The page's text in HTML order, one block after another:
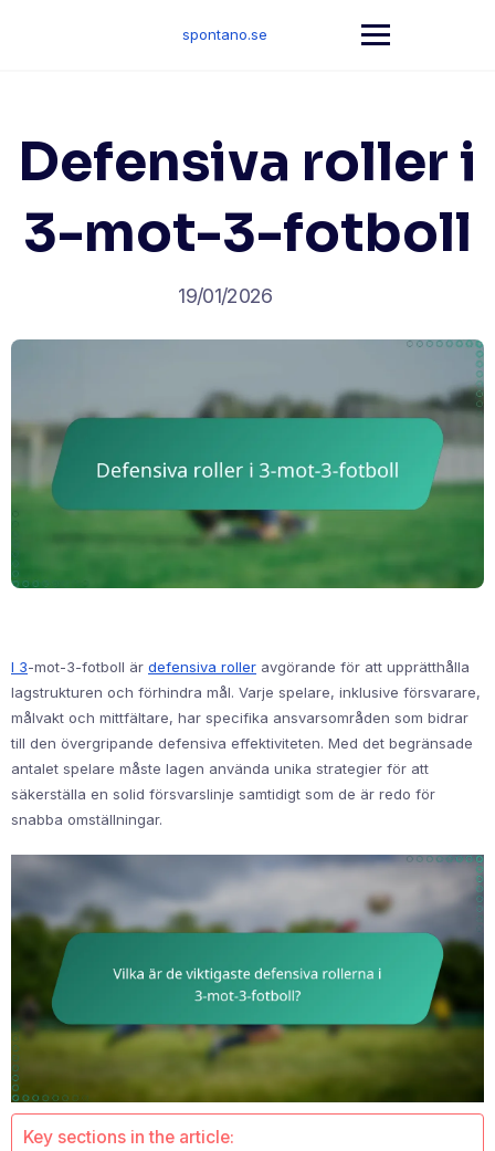
spontano.se
Defensiva roller i
3-mot-3-fotboll
19/01/2026
I 3-mot-3-fotboll är defensiva roller avgörande för att upprätthålla
lagstrukturen och förhindra mål. Varje spelare, inklusive försvarare,
målvakt och mittfältare, har specifika ansvarsområden som bidrar
till den övergripande defensiva effektiviteten. Med det begränsade
antalet spelare måste lagen använda unika strategier för att
säkerställa en solid försvarslinje samtidigt som de är redo för
snabba omställningar.
Key sections in the article: